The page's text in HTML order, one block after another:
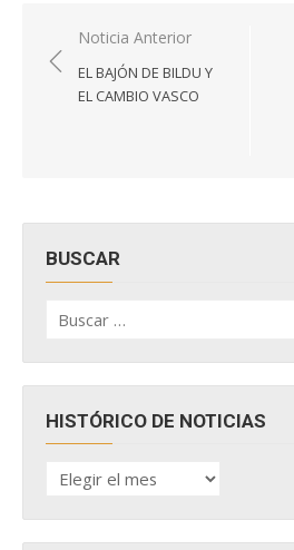
Navegación
de
entradas
Noticia Anterior
EL BAJÓN DE BILDU Y
EL CAMBIO VASCO
BUSCAR
por:
HISTÓRICO DE NOTICIAS
HISTÓRICO
DE